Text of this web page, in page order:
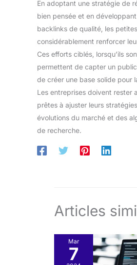
En adoptant une stratégie de
bien pensée et en
backlinks de qualité, les
considérablement renforcer
Ces efforts ciblés, lorsqu’ils
permettent de capter un
de créer une base solide pour
Les entreprises doivent rester
prêtes à ajuster leurs
évolutions du marché et des
de recherche.
Articles
Mar
7